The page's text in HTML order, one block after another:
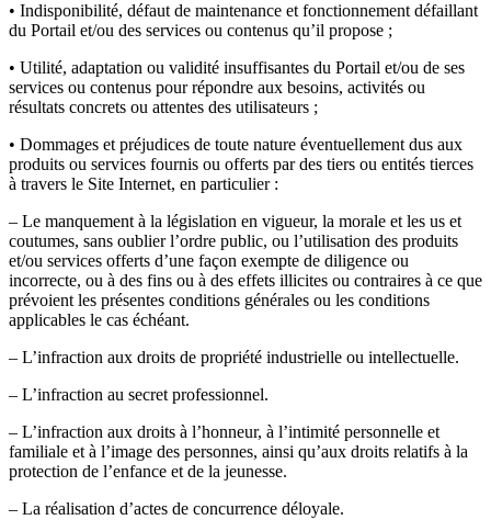
• Indisponibilité, défaut de maintenance et fonctionnement défaillant
du Portail et/ou des services ou contenus qu’il propose ;
• Utilité, adaptation ou validité insuffisantes du Portail et/ou de ses
services ou contenus pour répondre aux besoins, activités ou
résultats concrets ou attentes des utilisateurs ;
• Dommages et préjudices de toute nature éventuellement dus aux
produits ou services fournis ou offerts par des tiers ou entités tierces
à travers le Site Internet, en particulier :
– Le manquement à la législation en vigueur, la morale et les us et
coutumes, sans oublier l’ordre public, ou l’utilisation des produits
et/ou services offerts d’une façon exempte de diligence ou
incorrecte, ou à des fins ou à des effets illicites ou contraires à ce que
prévoient les présentes conditions générales ou les conditions
applicables le cas échéant.
– L’infraction aux droits de propriété industrielle ou intellectuelle.
– L’infraction au secret professionnel.
– L’infraction aux droits à l’honneur, à l’intimité personnelle et
familiale et à l’image des personnes, ainsi qu’aux droits relatifs à la
protection de l’enfance et de la jeunesse.
– La réalisation d’actes de concurrence déloyale.